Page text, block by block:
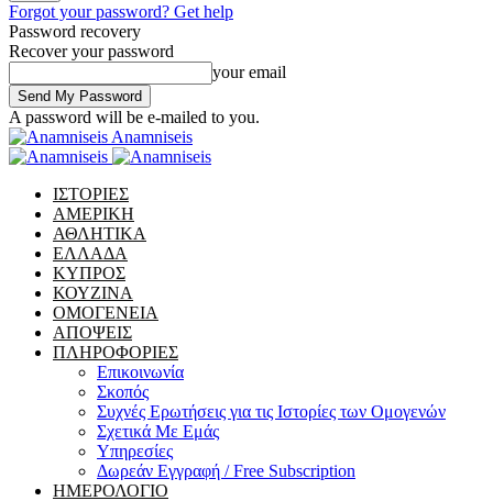
Forgot your password? Get help
Password recovery
Recover your password
your email
A password will be e-mailed to you.
Anamniseis
ΙΣΤΟΡΙΕΣ
ΑΜΕΡΙΚΗ
ΑΘΛΗΤΙΚΑ
ΕΛΛΑΔΑ
ΚΥΠΡΟΣ
ΚΟΥΖΙΝΑ
ΟΜΟΓΕΝΕΙΑ
ΑΠΟΨΕΙΣ
ΠΛΗΡΟΦΟΡΙΕΣ
Επικοινωνία
Σκοπός
Συχνές Ερωτήσεις για τις Ιστορίες των Ομογενών
Σχετικά Με Εμάς
Υπηρεσίες
Δωρεάν Εγγραφή / Free Subscription
ΗΜΕΡΟΛΟΓΙΟ